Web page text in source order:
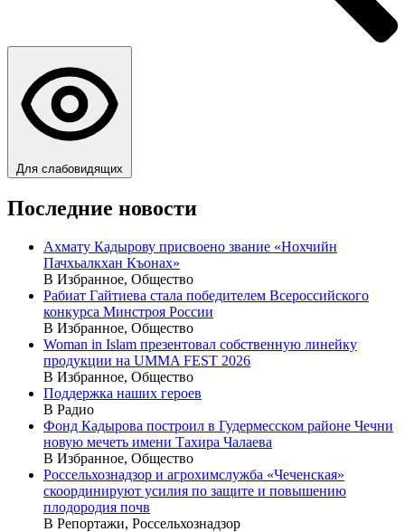
Для слабовидящих
Последние новости
Ахмату Кадырову присвоено звание «Нохчийн
Пачхьалкхан Къонах»
В Избранное, Общество
Рабиат Гайтиева стала победителем Всероссийского
конкурса Минстроя России
В Избранное, Общество
Woman in Islam презентовал собственную линейку
продукции на UMMA FEST 2026
В Избранное, Общество
Поддержка наших героев
В Радио
Фонд Кадырова построил в Гудермесском районе Чечни
новую мечеть имени Тахира Чалаева
В Избранное, Общество
Россельхознадзор и агрохимслужба «Чеченская»
скоординируют усилия по защите и повышению
плодородия почв
В Репортажи, Россельхознадзор